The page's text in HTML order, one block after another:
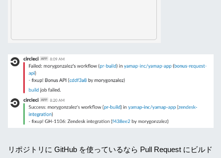
リポジトリに GitHub を使っているなら Pull Request にビルド